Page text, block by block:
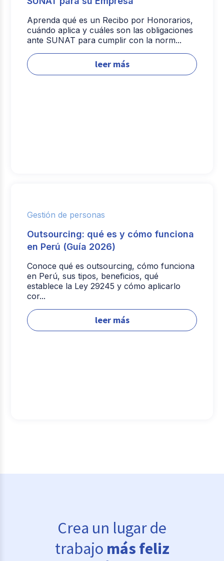
Aprenda qué es un Recibo por Honorarios,
cuándo aplica y cuáles son las obligaciones
ante SUNAT para cumplir con la norm...
leer más
Gestión de personas
Outsourcing: qué es y cómo funciona
en Perú (Guía 2026)
Conoce qué es outsourcing, cómo funciona
en Perú, sus tipos, beneficios, qué
establece la Ley 29245 y cómo aplicarlo
cor...
leer más
Crea un lugar de
trabajo más feliz